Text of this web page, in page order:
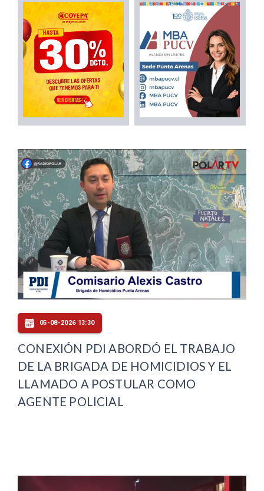
05-08-2026 13:30
CONEXIÓN PDI ABORDÓ EL TRABAJO
DE LA BRIGADA DE HOMICIDIOS Y EL
LLAMADO A POSTULAR COMO
AGENTE POLICIAL